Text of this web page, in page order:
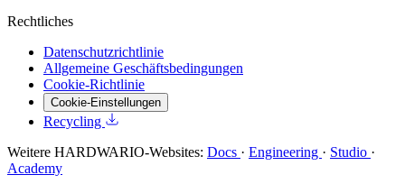
Rechtliches
Datenschutzrichtlinie
Allgemeine Geschäftsbedingungen
Cookie-Richtlinie
Cookie-Einstellungen
Recycling
Weitere HARDWARIO-Websites: Docs · Engineering · Studio ·
Academy